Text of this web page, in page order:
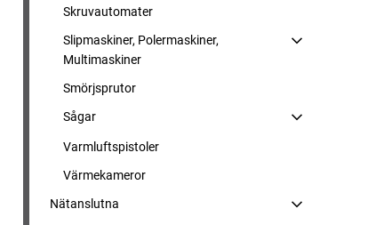
Skruvautomater
Slipmaskiner, Polermaskiner,
Multimaskiner
Smörjsprutor
Sågar
Varmluftspistoler
Värmekameror
Nätanslutna